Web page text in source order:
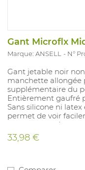
Gant Microflx
Marque: ANSELL N°
Gant jetable noir
manchette allongée
supplémentaire du
Entièrement gaufré
Sans silicone ni
permet de voir
contact avec des
Le gant a été testé
(vomissements),
33,98 €